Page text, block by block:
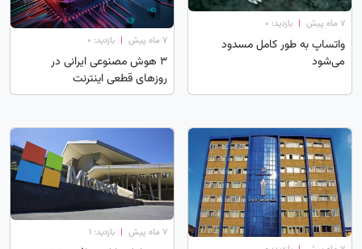
۷ ماه پیش | بازدید: 0
واتساپ به طور کامل مسدود
می‌شود
۷ ماه پیش | بازدید: 0
3 هوش مصنوعی ایرانی در
روزهای قطعی اینترنت
۷ ماه پیش | بازدید: 1